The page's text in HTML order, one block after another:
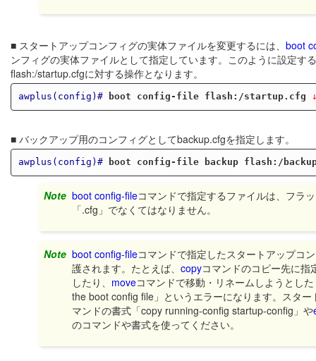
■ スタートアップコンフィグの実体ファイルを変更するには、 boot
ンフィグの実体ファイルとして指定しています。このように設定
flash:/startup.cfgに対する操作となります。
awplus(config)# boot config-file flash:/startup.cfg
■ バックアップ用のコンフィグとしてbackup.cfgを指定します。
awplus(config)# boot config-file backup flash:/
Note boot config-fileコマンドで指定するファイルは、フラ
「.cfg」でなくてはなりません。
Note boot config-fileコマンドで指定したスタートアップコ
護されます。たとえば、copyコマンドのコピー先に
したり、 moveコマンドで移動・リネームしようとし
the boot config file」というエラーになります。スタ
マンドの書式「copy running-config startup-config」や
のコマンドや書式を使ってください。